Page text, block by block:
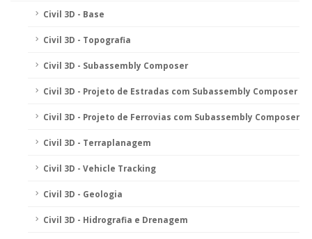
Civil 3D - Base
Civil 3D - Topografia
Civil 3D - Subassembly Composer
Civil 3D - Projeto de Estradas com Subassembly Composer
Civil 3D - Projeto de Ferrovias com Subassembly Composer
Civil 3D - Terraplanagem
Civil 3D - Vehicle Tracking
Civil 3D - Geologia
Civil 3D - Hidrografia e Drenagem